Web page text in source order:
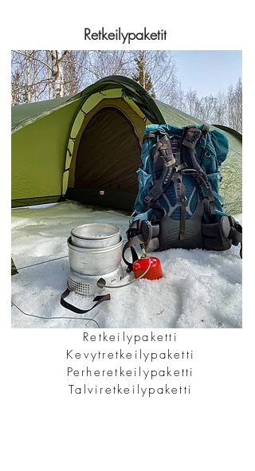
Retkeilypaketit
Retkeilypaketti
Kevytretkeilypaketti
Perheretkeilypaketti
Talviretkeilypaketti